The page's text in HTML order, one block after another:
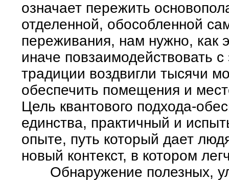
означает пережить
отделенной, обособленной
переживания, нам нужно, как
иначе повзаимодействовать
традиции воздвигли тысячи
обеспечить помещения и
Цель квантового подхода-
единства, практичный и
опыте, путь который дает
новый контекст, в котором
Обнаружение полезных,